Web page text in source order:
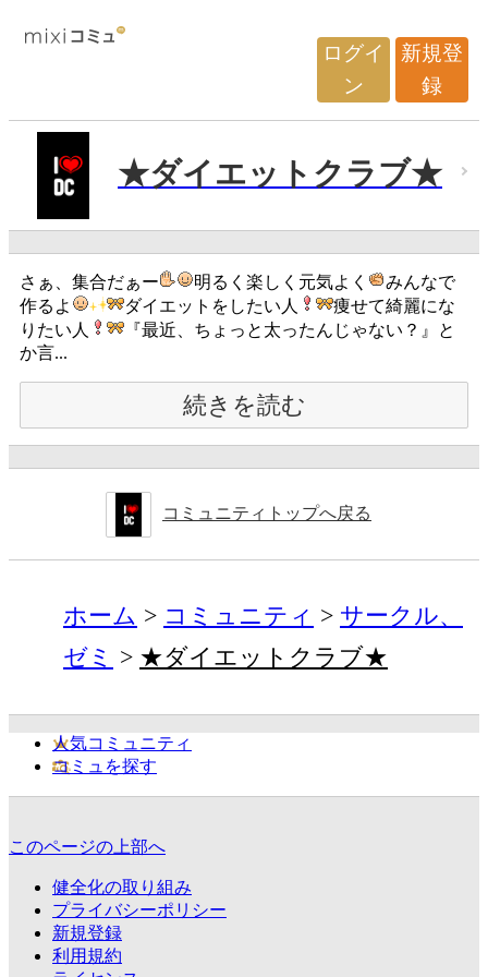
ログイ
ン
新規登
録
★ダイエットクラブ★
さぁ、集合だぁー 明るく楽しく元気よく
みんなで
作るよ
ダイエットをしたい人
痩せて綺麗にな
りたい人
『最近、ちょっと太ったんじゃない？』と
か言...
続きを読む
コミュニティトップへ戻る
ホーム コミュニティ
サークル、
ゼミ
★ダイエットクラブ★
人気コミュニティ
コミュを探す
このページの上部へ
健全化の取り組み
プライバシーポリシー
新規登録
利用規約